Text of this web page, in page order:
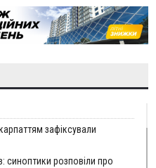
зафіксували
синоптики розповіли про